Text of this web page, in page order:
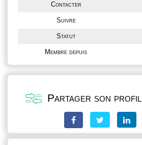
Contacter
Suivre
Statut
Membre depuis
Partager son profil